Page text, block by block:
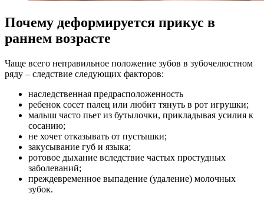
Почему деформируется прикус в
раннем возрасте
Чаще всего неправильное положение зубов в зубочелюстном
ряду – следствие следующих факторов:
наследственная предрасположенность
ребенок сосет палец или любит тянуть в рот игрушки;
малыш часто пьет из бутылочки, прикладывая усилия к
сосанию;
не хочет отказывать от пустышки;
закусывание губ и языка;
ротовое дыхание вследствие частых простудных
заболеваний;
преждевременное выпадение (удаление) молочных
зубок.